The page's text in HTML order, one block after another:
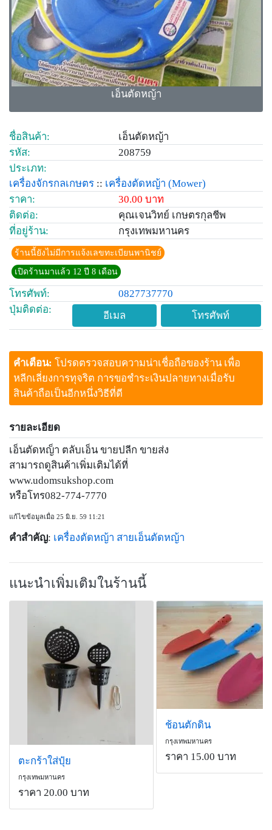
เอ็นตัดหญ้า
ชื่อสินค้า:
เอ็นตัดหญ้า
รหัส:
208759
ประเภท:
เครื่องจักรกลเกษตร :: เครื่องตัดหญ้า (Mower)
ราคา:
30.00 บาท
ติดต่อ:
คุณเจนวิทย์ เกษตรกุลชีพ
ที่อยู่ร้าน:
กรุงเทพมหานคร
ร้านนี้ยังไม่มีการแจ้งเลขทะเบียนพานิชย์
เปิดร้านมาแล้ว 12 ปี 8 เดือน
โทรศัพท์:
0827737770
ปุ่มติดต่อ:
อีเมล โทรศัพท์
คำเตือน: โปรดตรวจสอบความน่าเชื่อถือของร้าน เพื่อ
หลีกเลี่ยงการทุจริต การขอชำระเงินปลายทางเมื่อรับ
สินค้าถือเป็นอีกหนึ่งวิธีที่ดี
รายละเอียด
เอ็นตัดหญ็า ตลับเอ็น ขายปลีก ขายส่ง
สามารถดูสินค้าเพิ่มเติมได้ที่
www.udomsukshop.com
หรือโทร082-774-7770
แก้ไขข้อมูลเมื่อ 25 มิ.ย. 59 11:21
คำสำคัญ: เครื่องตัดหญ้า สายเอ็นตัดหญ้า
แนะนำเพิ่มเติมในร้านนี้
ตะกร้าใส่ปุ๋ย
กรุงเทพมหานคร
ราคา 20.00 บาท
ช้อนตักดิน
กรุงเทพมหานคร
ราคา 15.00 บาท